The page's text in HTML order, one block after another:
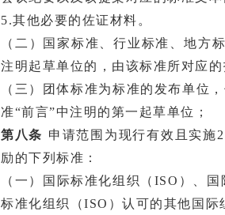
5.其他必要的佐证材料。
（二）国家标准、行业标准、地方
注明起草单位的，由该标准所对应
（三）团体标准为标准的发布单位
准“前言”中注明的第一起草单位；
第八条 申请范围为现行有效且实施
励的下列标准：
（一）国际标准化组织（ ISO）、国
标准化组织（ISO）认可的其他国际